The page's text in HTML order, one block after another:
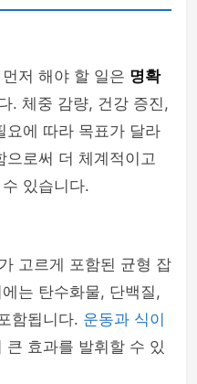
저 해야 할 일은 명확
. 체중 감량, 건강 증진,
요에 따라 목표가 달라
으로써 더 체계적이고
있습니다.
고르게 포함된 균형 잡
는 탄수화물, 단백질,
함됩니다. 운동과 식이
큰 효과를 발휘할 수 있